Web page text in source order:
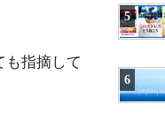
指摘して
5
6